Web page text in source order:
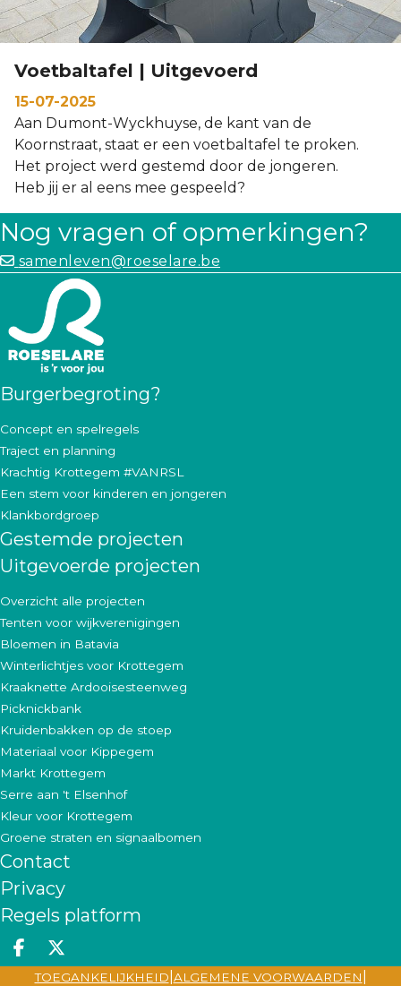
Voetbaltafel | Uitgevoerd
15-07-2025
Aan Dumont-Wyckhuyse, de kant van de
Koornstraat, staat er een voetbaltafel te proken.
Het project werd gestemd door de jongeren.
Heb jij er al eens mee gespeeld?
Nog vragen of opmerkingen?
samenleven@roeselare.be
Burgerbegroting?
Concept en spelregels
Traject en planning
Krachtig Krottegem #VANRSL
Een stem voor kinderen en jongeren
Klankbordgroep
Gestemde projecten
Uitgevoerde projecten
Overzicht alle projecten
Tenten voor wijkverenigingen
Bloemen in Batavia
Winterlichtjes voor Krottegem
Kraaknette Ardooisesteenweg
Picknickbank
Kruidenbakken op de stoep
Materiaal voor Kippegem
Markt Krottegem
Serre aan 't Elsenhof
Kleur voor Krottegem
Groene straten en signaalbomen
Contact
Privacy
Regels platform
Deel op facebook
Deel op X
TOEGANKELIJKHEID ALGEMENE VOORWAARDEN